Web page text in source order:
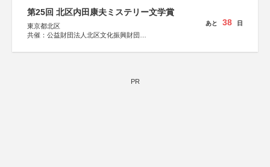
第25回 北区内田康夫ミステリー文学賞
東京都北区
共催：公益財団法人北区文化振興財団
協賛：株式会社実業之日本社
あと 38 日
PR